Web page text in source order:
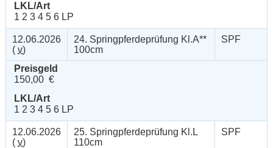
LKL/Art
1 2 3 4 5 6 LP
12.06.2026
( v)
24. Springpferdeprüfung Kl.A**
100cm
SPF
Preisgeld
150,00 €
LKL/Art
1 2 3 4 5 6 LP
12.06.2026
( v)
25. Springpferdeprüfung Kl.L
110cm
SPF